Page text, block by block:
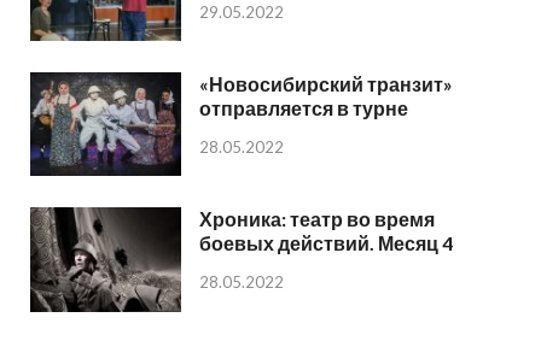
29.05.2022
«Новосибирский транзит»
отправляется в турне
28.05.2022
Хроника: театр во время
боевых действий. Месяц 4
28.05.2022